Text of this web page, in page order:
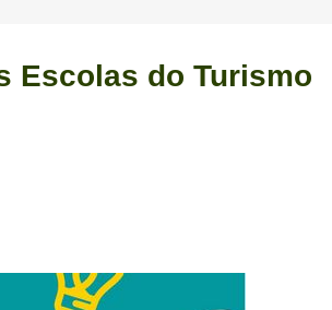
Escolas do Turismo